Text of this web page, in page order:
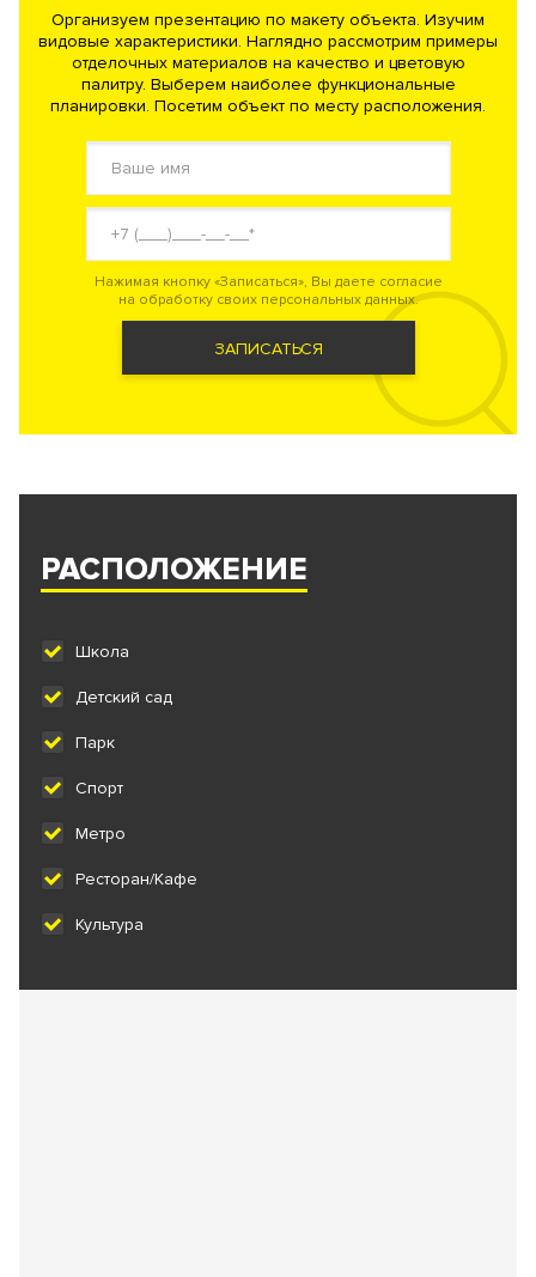
Организуем презентацию по макету объекта. Изучим
видовые характеристики. Наглядно рассмотрим примеры
отделочных материалов на качество и цветовую
палитру. Выберем наиболее функциональные
планировки. Посетим объект по месту расположения.
Нажимая кнопку «Записаться», Вы даете согласие
на обработку своих персональных данных.
ЗАПИСАТЬСЯ
РАСПОЛОЖЕНИЕ
Школа
Детский сад
Парк
Спорт
Метро
Ресторан/Кафе
Культура